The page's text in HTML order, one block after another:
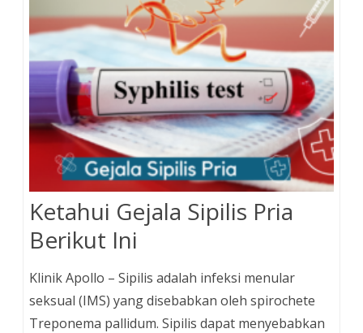
Ketahui Gejala Sipilis Pria
Berikut Ini
Klinik Apollo – Sipilis adalah infeksi menular
seksual (IMS) yang disebabkan oleh spirochete
Treponema pallidum. Sipilis dapat menyebabkan